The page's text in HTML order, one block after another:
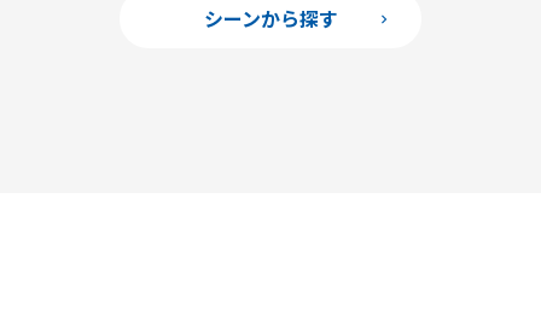
シーンから探す